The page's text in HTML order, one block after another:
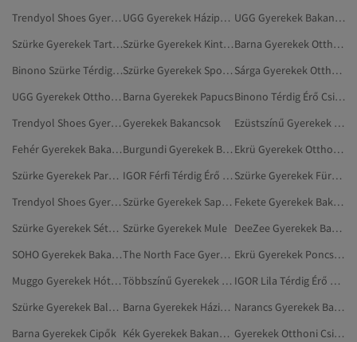
Trendyol Shoes Gyerekek Cipők
UGG Gyerekek Házipapucsok
UGG Gyerekek Bakancsok
Szürke Gyerekek Tartozékok
Szürke Gyerekek Kinti Cipő
Barna Gyerekek Otthoni Csizmák, Papucsok
Binono Szürke Térdig Érő Csizma
Szürke Gyerekek Sportpólók
Sárga Gyerekek Otthoni Csizmák, Papucsok
UGG Gyerekek Otthoni Csizmák, Papucsok Barna Gyerekek Papucs
Binono Térdig Érő Csizma
Trendyol Shoes Gyerekek Bakancsok Gyerekek Bakancsok
Ezüstszínű Gyerekek Bakancsok
Fehér Gyerekek Bakancsok
Burgundi Gyerekek Bakancsok
Ekrü Gyerekek Otthoni Csizmák, Papucsok
Szürke Gyerekek Parkák
IGOR Férfi Térdig Érő Csizma
Szürke Gyerekek Fürdőruhák
Trendyol Shoes Gyerekek Tartozékok
Szürke Gyerekek Sapkák
Fekete Gyerekek Bakancsok
Szürke Gyerekek Sétacipő Szürke Gyerekek Mule
DeeZee Gyerekek Bakancsok
SOHO Gyerekek Bakancsok
The North Face Gyerekek Térdig Érő Csizma
Ekrü Gyerekek Poncsók
Muggo Gyerekek Hótaposó
Többszínű Gyerekek Bakancsok
IGOR Lila Térdig Érő Csizma
Szürke Gyerekek Balerinacipő
Barna Gyerekek Házipapucsok
Narancs Gyerekek Bakancsok
Barna Gyerekek Cipők
Kék Gyerekek Bakancsok
Gyerekek Otthoni Csizmák, Papucsok